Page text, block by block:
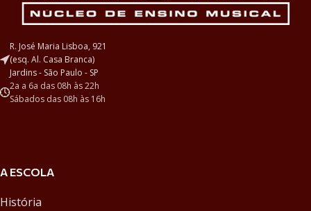
R. José Maria Lisboa, 921
(esq. Al. Casa Branca)
Jardins - São Paulo - SP
2a a 6a das 08h às 22h
Sábados das 08h às 16h
A ESCOLA
História